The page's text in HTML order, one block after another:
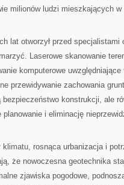
milionów ludzi mieszkających
lat otworzył przed
Laserowe skanowanie
komputerowe
przewidywanie zachowania
konstrukcji, ale
i eliminację
rosnąca urbanizacja i
że nowoczesna geotechnika
zjawiska pogodowe,